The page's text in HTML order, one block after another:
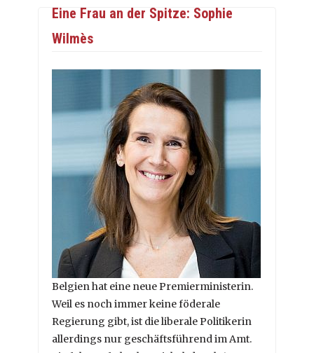
Eine Frau an der Spitze: Sophie
Wilmès
Belgien hat eine neue Premierministerin.
Weil es noch immer keine föderale
Regierung gibt, ist die liberale Politikerin
allerdings nur geschäftsführend im Amt.